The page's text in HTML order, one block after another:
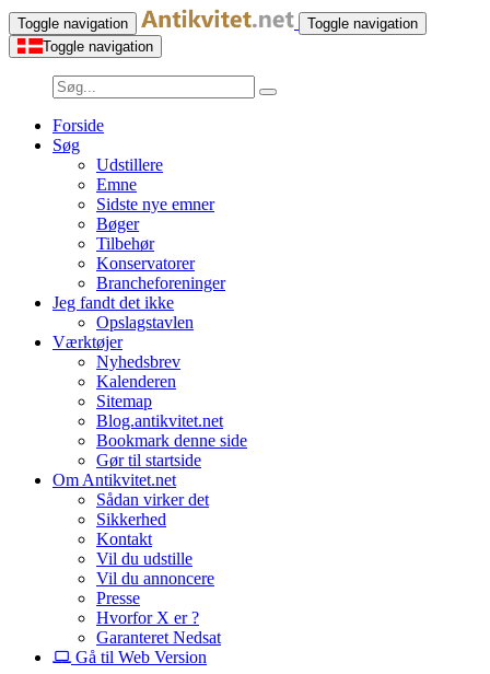
Toggle navigation
Toggle navigation
Toggle navigation
Forside
Søg
Udstillere
Emne
Sidste nye emner
Bøger
Tilbehør
Konservatorer
Brancheforeninger
Jeg fandt det ikke
Opslagstavlen
Værktøjer
Nyhedsbrev
Kalenderen
Sitemap
Blog.antikvitet.net
Bookmark denne side
Gør til startside
Om Antikvitet.net
Sådan virker det
Sikkerhed
Kontakt
Vil du udstille
Vil du annoncere
Presse
Hvorfor X er ?
Garanteret Nedsat
Gå til Web Version